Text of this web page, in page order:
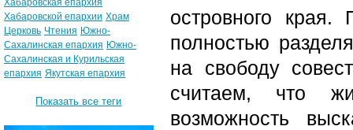
островного
полностью
на свободу
считаем, что
возможность
Хабаровская епархия
Хабаровской епархии Храм
Церковь Чтения Южно-
Сахалинская епархия Южно-
Сахалинская и Курильская
епархия Якутская епархия
Показать все теги